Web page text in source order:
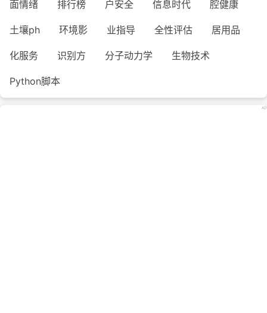
面情绪 排行榜 户安全 信息时代 腔健康
土壤ph 环境影 业指导 全性评估 居用品
化服务 识别方 分子动力学 生物技术
Python脚本